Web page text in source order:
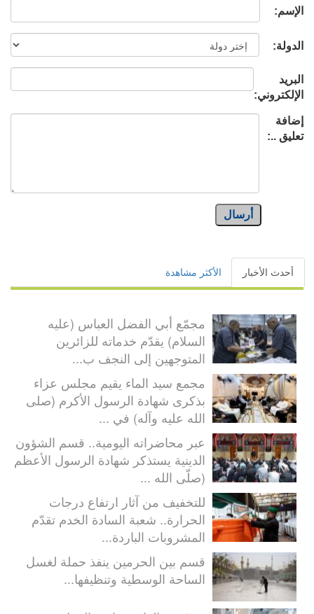
الإسم:
الدولة:
البريد
الإلكتروني:
إضافة
تعليق ..:
أرسال
أحدث الأخبار الأكثر مشاهدة
مجمّع أبي الفضل العباس (عليه
السلام) يقدّم خدماته للزائرين
المتوجهين إلى النجف ب...
مجمع سيد الماء يقيم مجلس عزاء
بذكرى شهادة الرسول الأكرم (صلى
الله عليه وآله) في ...
عبر محاضراته اليومية.. قسم الشؤون
الدينية يستذكر شهادة الرسول الأعظم
(صلّى الله ...
للتخفيف من آثار ارتفاع درجات
الحرارة.. شعبة السادة الخدم تقدّم
المشروبات الباردة...
قسم بين الحرمين ينفذ حملة لغسل
الساحة الوسطية وتنظيفها...